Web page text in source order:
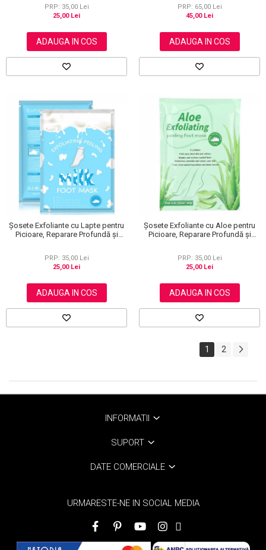
PRP: 35,00 Lei
25,00 Lei
ADAUGA IN COS
PRP: 65,00 Lei
45,00 Lei
ADAUGA IN COS
Șosete Exfoliante cu Lapte pentru
Picioare, Reparare Profundă și
PRP: 35,00 Lei
25,00 Lei
ADAUGA IN COS
Șosete Exfoliante cu Aloe pentru
Picioare, Reparare Profundă și
PRP: 35,00 Lei
25,00 Lei
ADAUGA IN COS
1 2
INFORMATII
SUPORT
DATE COMERCIALE
URMARESTE-NE IN SOCIAL MEDIA